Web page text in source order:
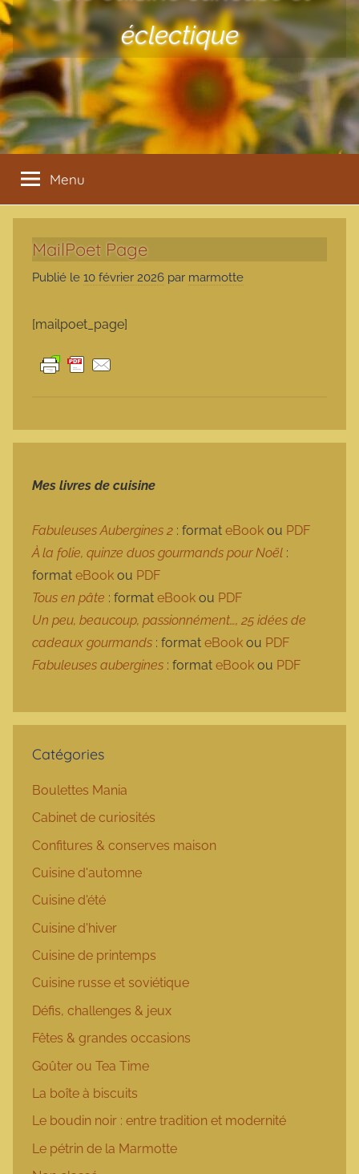
éclectique
Menu
MailPoet Page
Publié le 10 février 2026 par marmotte
[mailpoet_page]
Mes livres de cuisine
Fabuleuses Aubergines 2 : format eBook ou PDF
À la folie, quinze duos gourmands pour Noël :
format eBook ou PDF
Tous en pâte : format eBook ou PDF
Un peu, beaucoup, passionnément…, 25 idées de
cadeaux gourmands : format eBook ou PDF
Fabuleuses aubergines : format eBook ou PDF
Catégories
Boulettes Mania
Cabinet de curiosités
Confitures & conserves maison
Cuisine d'automne
Cuisine d'été
Cuisine d'hiver
Cuisine de printemps
Cuisine russe et soviétique
Défis, challenges & jeux
Fêtes & grandes occasions
Goûter ou Tea Time
La boîte à biscuits
Le boudin noir : entre tradition et modernité
Le pétrin de la Marmotte